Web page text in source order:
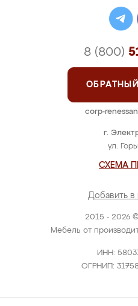
2015 - 2026
Мебель от
ИНН:
ОГРНИП:
г.
ул.
СХЕМА
Добавить в
8 (800)
corp-